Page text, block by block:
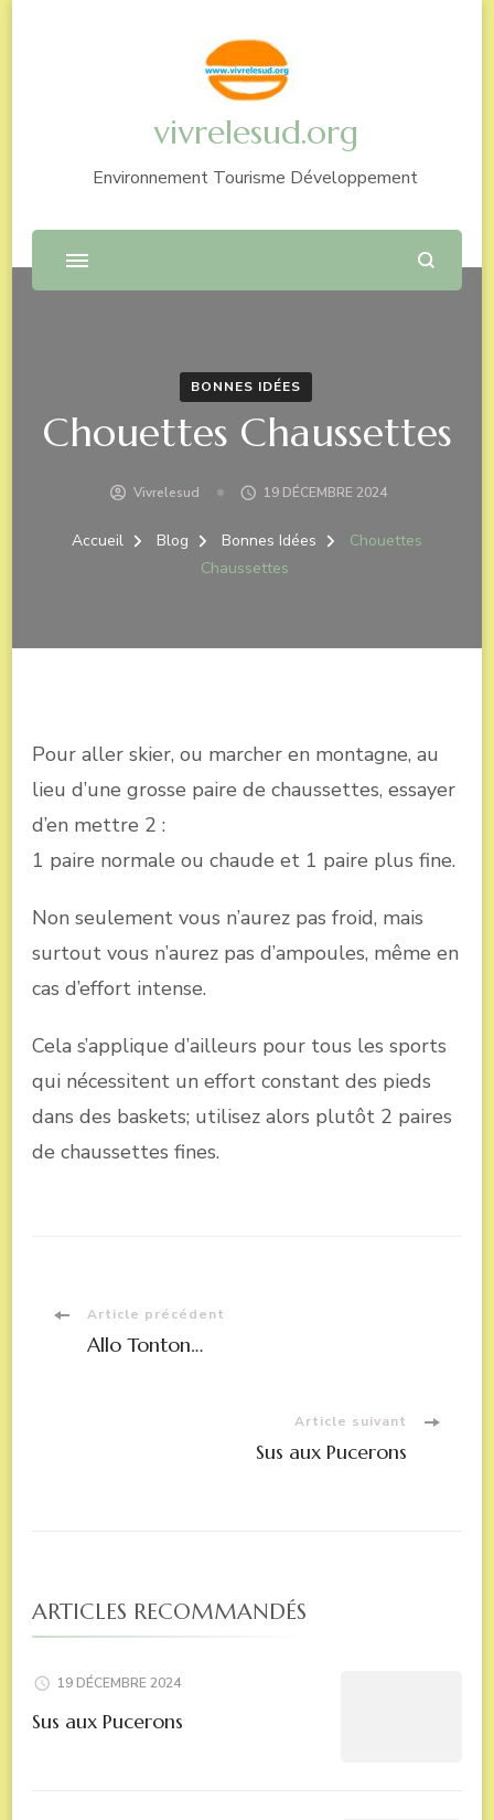
vivrelesud.org
Environnement Tourisme Développement
BONNES IDÉES
Chouettes Chaussettes
Vivrelesud 19 DÉCEMBRE 2024
Accueil Blog Bonnes Idées
Chouettes
Chaussettes
Pour aller skier, ou marcher en montagne, au
lieu d’une grosse paire de chaussettes, essayer
d’en mettre 2 :
1 paire normale ou chaude et 1 paire plus fine.
Non seulement vous n’aurez pas froid, mais
surtout vous n’aurez pas d’ampoules, même en
cas d’effort intense.
Cela s’applique d’ailleurs pour tous les sports
qui nécessitent un effort constant des pieds
dans des baskets; utilisez alors plutôt 2 paires
de chaussettes fines.
Navigation
Article précédent
Allo Tonton…
Article suivant
Sus aux Pucerons
ARTICLES RECOMMANDÉS
19 DÉCEMBRE 2024
Sus aux Pucerons